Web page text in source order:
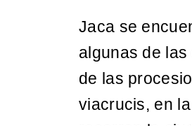
Jaca se
algunas de
de las
viacrucis, en